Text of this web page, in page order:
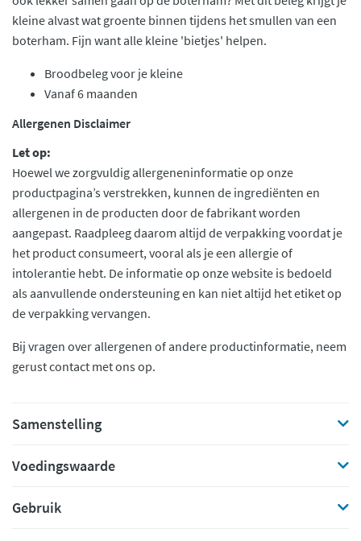
kleine alvast wat groente binnen tijdens het smullen van een
boterham. Fijn want alle kleine 'bietjes' helpen.
Broodbeleg voor je kleine
Vanaf 6 maanden
Allergenen Disclaimer
Let op:
Hoewel we zorgvuldig allergeneninformatie op onze
productpagina’s verstrekken, kunnen de ingrediënten en
allergenen in de producten door de fabrikant worden
aangepast. Raadpleeg daarom altijd de verpakking voordat je
het product consumeert, vooral als je een allergie of
intolerantie hebt. De informatie op onze website is bedoeld
als aanvullende ondersteuning en kan niet altijd het etiket op
de verpakking vervangen.
Bij vragen over allergenen of andere productinformatie, neem
gerust contact met ons op.
Samenstelling
Voedingswaarde
Gebruik